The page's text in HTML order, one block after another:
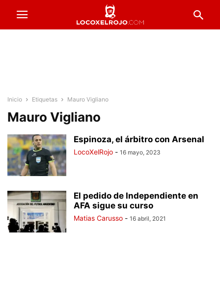
Inicio Etiquetas Mauro Vigliano
Mauro Vigliano
Espinoza, el árbitro con Arsenal
LocoXelRojo - 16 mayo, 2023
El pedido de Independiente en
AFA sigue su curso
Matias Carusso - 16 abril, 2021